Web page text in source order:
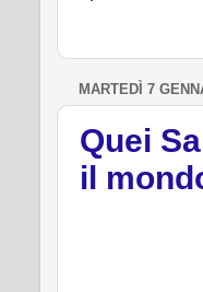
MARTEDÌ 7
Quei
il